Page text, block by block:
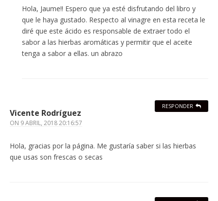
Hola, Jaume!! Espero que ya esté disfrutando del libro y
que le haya gustado. Respecto al vinagre en esta receta le
diré que este ácido es responsable de extraer todo el
sabor a las hierbas aromáticas y permitir que el aceite
tenga a sabor a ellas. un abrazo
Vicente Rodríguez
ON 9 ABRIL, 2018 20:16:57
Hola, gracias por la página. Me gustaría saber si las hierbas
que usas son frescas o secas
RESPONDER